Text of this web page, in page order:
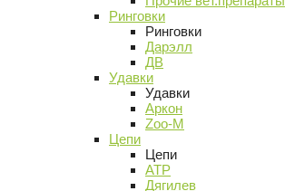
Ринговки
Ринговки
Дарэлл
ДВ
Удавки
Удавки
Аркон
Zoo-M
Цепи
Цепи
АТР
Дягилев